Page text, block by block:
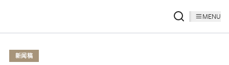
MENU
新闻稿